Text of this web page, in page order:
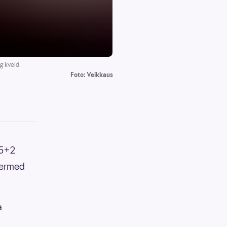
kveld.
Foto: Veikkaus